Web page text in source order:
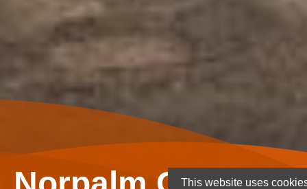
This website uses